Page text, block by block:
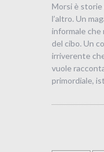
Morsi è storie
l’altro. Un
informale che
del cibo. Un
irriverente
vuole
primordiale,